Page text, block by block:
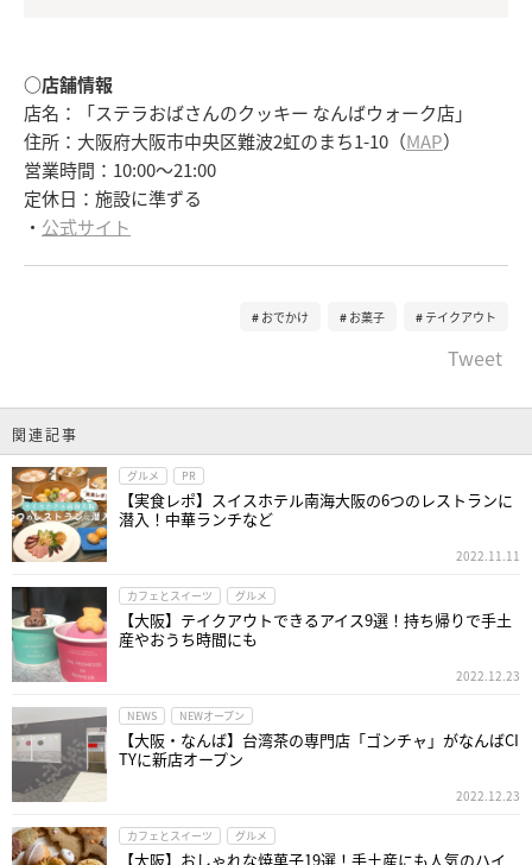
○店舗情報
店名：「ステラおばさんのクッキー なんばウォーク店」
住所：大阪府大阪市中央区難波2虹のまち1-10（MAP）
営業時間：10:00～21:00
定休日：施設に準ずる
・ 公式サイト
おでかけ お菓子 テイクアウト
Tweet
関連記事
グルメ PR
【実食レポ】スイスホテル南海大阪の6つのレストランに
潜入！中華ランチなど
2022.11.11
カフェとスイーツ グルメ
【大阪】テイクアウトできるアイス9選！持ち帰りで手土
産やおうち時間にも
2022.12.23
NEWS NEWオープン
【大阪・なんば】台湾茶の専門店「ゴンチャ」がなんばCI
TYに新店オープン
2022.12.23
カフェとスイーツ グルメ
【大阪】おしゃれな焼菓子19選！手土産にも人気のハイ